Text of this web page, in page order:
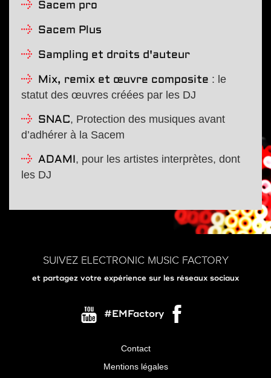
Sacem pro
Sacem Plus
Sampling et droits d'auteur
Mix, remix et œuvre composite : le
statut des œuvres créées par les DJ
SNAC, Protection des musiques avant
d’adhérer à la Sacem
ADAMI, pour les artistes interprètes, dont
les DJ
SUIVEZ ELECTRONIC MUSIC FACTORY
et partagez votre expérience sur les réseaux sociaux
#EMFactory
Contact
Mentions légales